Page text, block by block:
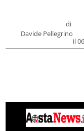
di
Davide Pellegrino
il